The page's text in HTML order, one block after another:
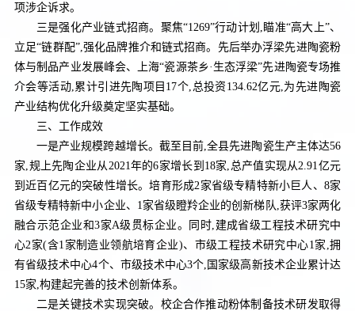
项涉企诉求。
三是强化产业链式招商。聚焦“1269”行动计划,瞄准“高大上”、
立足“链群配”,强化品牌推介和链式招商。先后举办浮梁先进陶瓷粉
体与制品产业发展峰会、上海“瓷源茶乡·生态浮梁”先进陶瓷专场推
介会等活动,累计引进先陶项目17个,总投资134.62亿元,为先进陶瓷
产业结构优化升级奠定坚实基础。
三、工作成效
一是产业规模跨越增长。截至目前,全县先进陶瓷生产主体达56
家,规上先陶企业从2021年的6家增长到18家,总产值实现从2.91亿元
到近百亿元的突破性增长。培育形成2家省级专精特新小巨人、8家
省级专精特新中小企业、1家省级瞪羚企业的创新梯队,获评3家两化
融合示范企业和3家A级贯标企业。同时,建成省级工程技术研究中
心2家(含1家制造业领航培育企业)、市级工程技术研究中心1家,拥
有省级技术中心4个、市级技术中心3个,国家级高新技术企业累计达
15家,构建起完善的技术创新体系。
二是关键技术实现突破。校企合作推动粉体制备技术研发取得